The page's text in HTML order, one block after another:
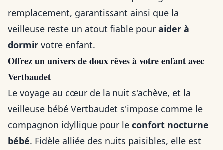
remplacement, garantissant ainsi que la
veilleuse reste un atout fiable pour aider à
dormir votre enfant.
Offrez un univers de doux rêves à votre enfant avec
Vertbaudet
Le voyage au cœur de la nuit s'achève, et la
veilleuse bébé Vertbaudet s'impose comme le
compagnon idyllique pour le confort nocturne
bébé. Fidèle alliée des nuits paisibles, elle est